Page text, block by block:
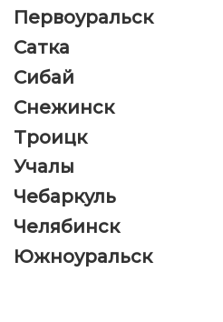
Первоуральск
Сатка
Сибай
Снежинск
Троицк
Учалы
Чебаркуль
Челябинск
Южноуральск